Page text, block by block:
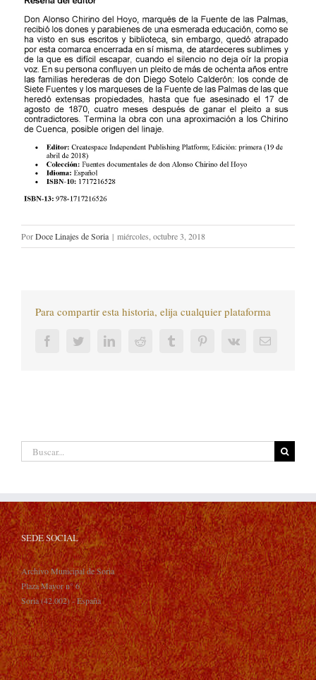
PorDoce Linajes de Soria | miércoles, octubre 3, 2018
Para compartir esta historia, elija cualquier plataforma
FacebookTwitterLinkedInReddit Tumblr PinterestVk
Correo
Buscar:
SEDE SOCIAL
Archivo Municipal de Soria
Plaza Mayor n° 6
Soria (42.002) - España